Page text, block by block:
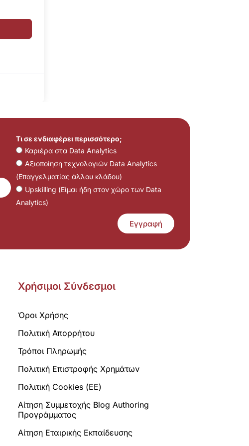
Τι σε ενδιαφέρει περισσότερο;
Καριέρα στα Data Analytics
Αξιοποίηση τεχνολογιών Data Analytics
(Επαγγελματίας άλλου κλάδου)
Upskilling (Είμαι ήδη στον χώρο των Data
Analytics)
Εγγραφή
Χρήσιμοι Σύνδεσμοι
Όροι Χρήσης
Πολιτική Απορρήτου
Τρόποι Πληρωμής
Πολιτική Επιστροφής Χρημάτων
Πολιτική Cookies (ΕΕ)
Αίτηση Συμμετοχής Blog Authoring
Προγράμματος
Αίτηση Εταιρικής Εκπαίδευσης